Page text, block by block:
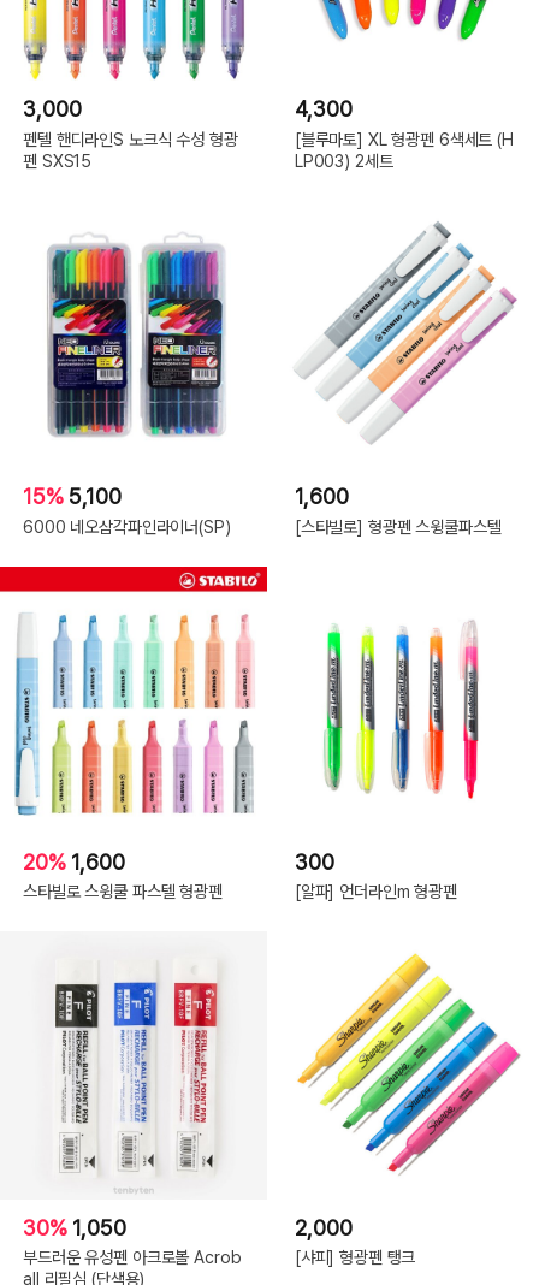
3,000
펜텔 핸디라인S 노크식 수성 형광
펜 SXS15
4,300
[블루마토] XL 형광펜 6색세트 (H
LP003) 2세트
15% 5,100
6000 네오삼각파인라이너(SP)
1,600
[스타빌로] 형광펜 스윙쿨파스텔
20% 1,600
스타빌로 스윙쿨 파스텔 형광펜
300
[알파] 언더라인m 형광펜
30% 1,050
부드러운 유성펜 아크로볼 Acrob
all 리필심 (단색용)
2,000
[샤피] 형광펜 탱크